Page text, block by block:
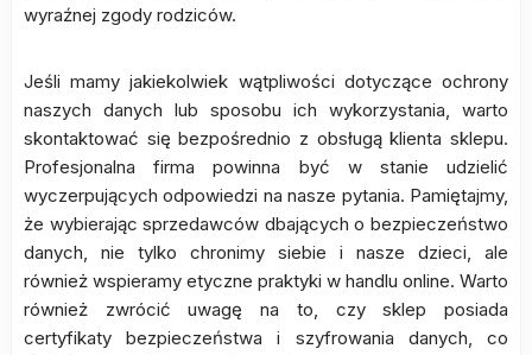
wyraźnej zgody rodziców.
Jeśli mamy jakiekolwiek wątpliwości dotyczące ochrony
naszych danych lub sposobu ich wykorzystania, warto
skontaktować się bezpośrednio z obsługą klienta sklepu.
Profesjonalna firma powinna być w stanie udzielić
wyczerpujących odpowiedzi na nasze pytania. Pamiętajmy,
że wybierając sprzedawców dbających o bezpieczeństwo
danych, nie tylko chronimy siebie i nasze dzieci, ale
również wspieramy etyczne praktyki w handlu online. Warto
również zwrócić uwagę na to, czy sklep posiada
certyfikaty bezpieczeństwa i szyfrowania danych, co